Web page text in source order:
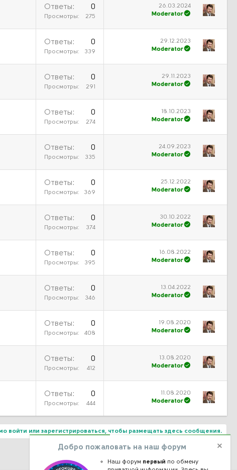
Ответы 0
Просмотры 275
26.03.2024
Moderator
Ответы 0
Просмотры 339
29.12.2023
Moderator
Ответы 0
Просмотры 291
29.11.2023
Moderator
Ответы 0
Просмотры 274
18.10.2023
Moderator
Ответы 0
Просмотры 335
24.09.2023
Moderator
Ответы 0
Просмотры 369
25.12.2022
Moderator
Ответы 0
Просмотры 374
30.10.2022
Moderator
Ответы 0
Просмотры 395
16.08.2022
Moderator
Ответы 0
Просмотры 346
13.04.2022
Moderator
Ответы 0
Просмотры 408
19.08.2020
Moderator
Ответы 0
Просмотры 412
13.08.2020
Moderator
Ответы 0
Просмотры 444
11.08.2020
Moderator
войти или зарегистрироваться, чтобы размещать здесь сообщения.
Добро пожаловать на наш форум
Наш форум первый по обмену